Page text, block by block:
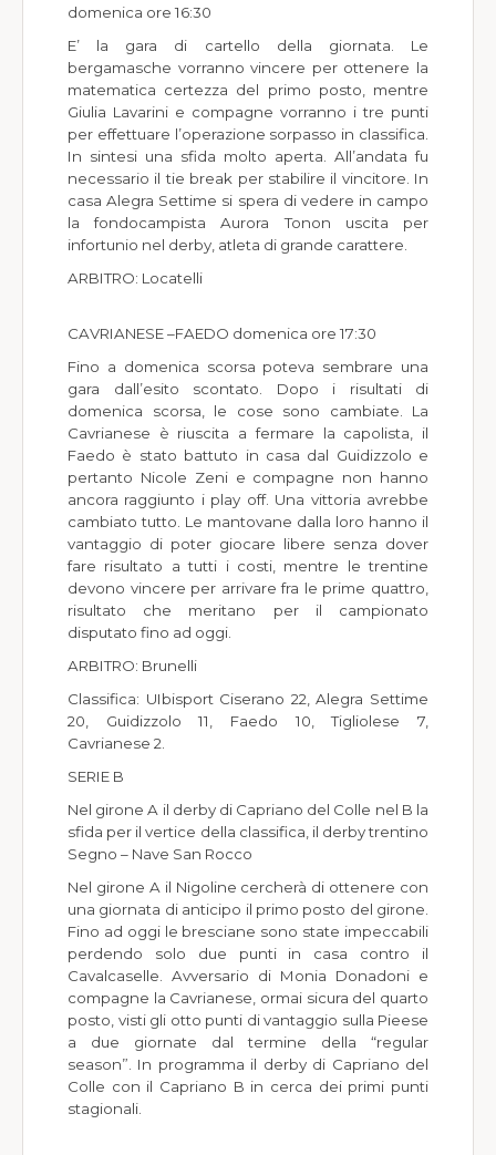
domenica ore 16:30
E’ la gara di cartello della giornata. Le
bergamasche vorranno vincere per ottenere la
matematica certezza del primo posto, mentre
Giulia Lavarini e compagne vorranno i tre punti
per effettuare l’operazione sorpasso in classifica.
In sintesi una sfida molto aperta. All’andata fu
necessario il tie break per stabilire il vincitore. In
casa Alegra Settime si spera di vedere in campo
la fondocampista Aurora Tonon uscita per
infortunio nel derby, atleta di grande carattere.
ARBITRO: Locatelli
CAVRIANESE –FAEDO domenica ore 17:30
Fino a domenica scorsa poteva sembrare una
gara dall’esito scontato. Dopo i risultati di
domenica scorsa, le cose sono cambiate. La
Cavrianese è riuscita a fermare la capolista, il
Faedo è stato battuto in casa dal Guidizzolo e
pertanto Nicole Zeni e compagne non hanno
ancora raggiunto i play off. Una vittoria avrebbe
cambiato tutto. Le mantovane dalla loro hanno il
vantaggio di poter giocare libere senza dover
fare risultato a tutti i costi, mentre le trentine
devono vincere per arrivare fra le prime quattro,
risultato che meritano per il campionato
disputato fino ad oggi.
ARBITRO: Brunelli
Classifica: UIbisport Ciserano 22, Alegra Settime
20, Guidizzolo 11, Faedo 10, Tigliolese 7,
Cavrianese 2.
SERIE B
Nel girone A il derby di Capriano del Colle nel B la
sfida per il vertice della classifica, il derby trentino
Segno – Nave San Rocco
Nel girone A il Nigoline cercherà di ottenere con
una giornata di anticipo il primo posto del girone.
Fino ad oggi le bresciane sono state impeccabili
perdendo solo due punti in casa contro il
Cavalcaselle. Avversario di Monia Donadoni e
compagne la Cavrianese, ormai sicura del quarto
posto, visti gli otto punti di vantaggio sulla Pieese
a due giornate dal termine della “regular
season”. In programma il derby di Capriano del
Colle con il Capriano B in cerca dei primi punti
stagionali.